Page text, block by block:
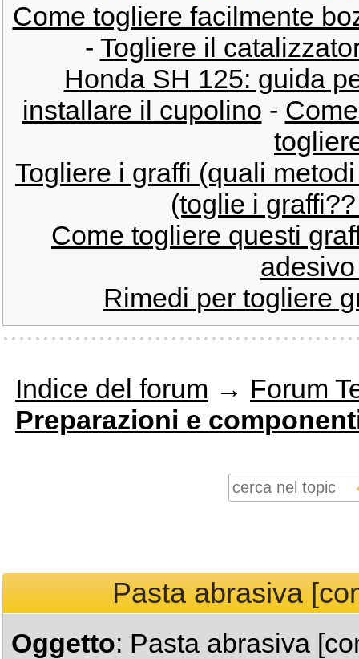
Come togliere facilmente
- Togliere il
Honda SH 125: guida
installare il cupolino -
Togliere i graffi (quali
(toglie i
Come togliere questi
Rimedi per togliere
Indice del forum → Forum
Preparazioni e
Pasta abrasiva
Oggetto: Pasta abrasiva